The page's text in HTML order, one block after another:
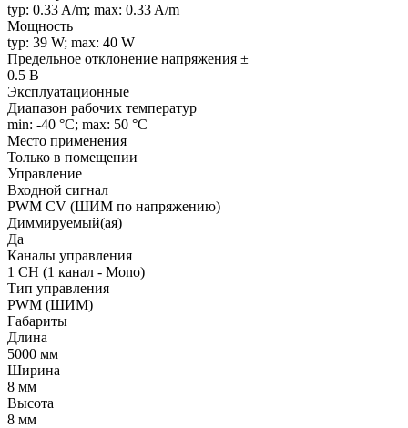
typ: 0.33 A/m; max: 0.33 A/m
Мощность
typ: 39 W; max: 40 W
Предельное отклонение напряжения ±
0.5 В
Эксплуатационные
Диапазон рабочих температур
min: -40 °C; max: 50 °C
Место применения
Только в помещении
Управление
Входной сигнал
PWM СV (ШИМ по напряжению)
Диммируемый(ая)
Да
Каналы управления
1 CH (1 канал - Mono)
Тип управления
PWM (ШИМ)
Габариты
Длина
5000 мм
Ширина
8 мм
Высота
8 мм